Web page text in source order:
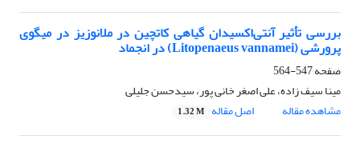
بررسی تأثیر آنتی‌اکسیدان گیاهی کاتچین در ملانوزیز در میگوی
پرورشی (Litopenaeus vannamei) در انجماد
صفحه547-564
مینا سیف زاده، علی اصغر خانی پور، سیدحسن جلیلی
مشاهده مقاله
اصل مقاله 1.32 M